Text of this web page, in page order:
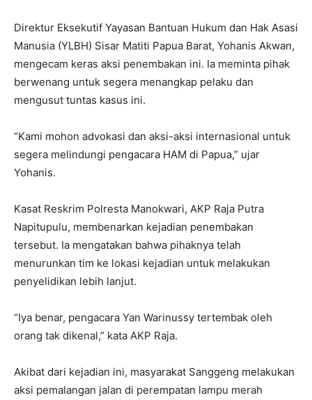
Direktur Eksekutif Yayasan Bantuan Hukum dan Hak Asasi
Manusia (YLBH) Sisar Matiti Papua Barat, Yohanis Akwan,
mengecam keras aksi penembakan ini. Ia meminta pihak
berwenang untuk segera menangkap pelaku dan
mengusut tuntas kasus ini.
“Kami mohon advokasi dan aksi-aksi internasional untuk
segera melindungi pengacara HAM di Papua,” ujar
Yohanis.
Kasat Reskrim Polresta Manokwari, AKP Raja Putra
Napitupulu, membenarkan kejadian penembakan
tersebut. Ia mengatakan bahwa pihaknya telah
menurunkan tim ke lokasi kejadian untuk melakukan
penyelidikan lebih lanjut.
“Iya benar, pengacara Yan Warinussy tertembak oleh
orang tak dikenal,” kata AKP Raja.
Akibat dari kejadian ini, masyarakat Sanggeng melakukan
aksi pemalangan jalan di perempatan lampu merah